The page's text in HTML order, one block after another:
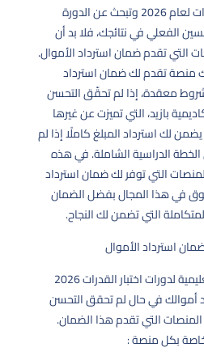
إذا كنت تستعد لاختبار القدرات لعام 2026 وتبحث عن الدورة
الفعلي في نتائجك، فلا بد أن
تقدم ضمان استرداد الأموال.
منصة تقدم لك ضمان استرداد
معقدة، إذا لم تحقّق التحسن
بازيد، التي تميزت عن غيرها
ضمان ذهبي 100%، يضمن لك استرداد المبلغ كاملًا إذا لم
الدراسية الشاملة. في هذه
التي توفر لك ضمان استرداد
في هذا المجال بفضل الضمان
التي تضمن لك النجاح.
استرداد الأموال
إذا كنت تبحث عن منصات تعليمية لدورات اختبار القدرات 2026
أموالك في حال لم تحقق التحسن
المنصات التي تقدم هذا الضمان.
بكل منصة :